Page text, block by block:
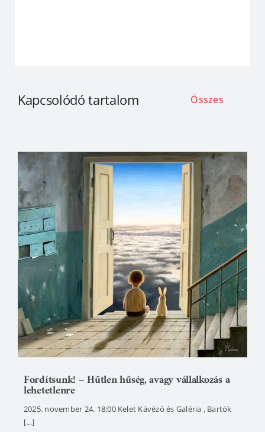
Kapcsolódó tartalom Összes
Fordítsunk! – Hűtlen hűség, avagy vállalkozás a
lehetetlenre
2025. november 24. 18:00 Kelet Kávézó és Galéria , Bartók
[...]